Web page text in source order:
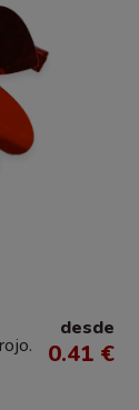
desde
0.41 €